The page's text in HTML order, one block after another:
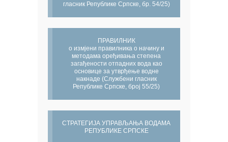
гласник Републике Српске, бр. 54/25)
ПРАВИЛНИК
о измјени правилника о начину и
методама оређивања степена
загађености отпадних вода као
основице за утврђење водне
накнаде (Службени гласник
Републике Српске, број 55/25)
СТРАТЕГИЈА УПРАВЉАЊА ВОДАМА
РЕПУБЛИКЕ СРПСКЕ